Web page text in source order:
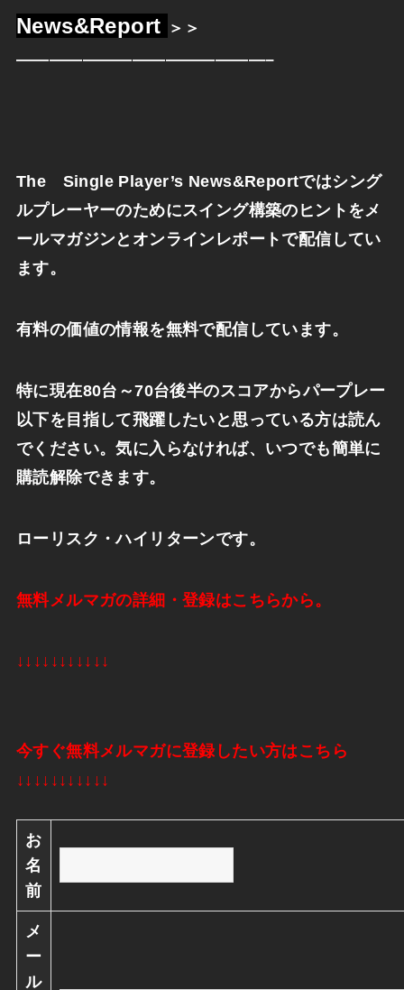
News&Report ＞＞
———————————————–
The Single Player’s News&Reportではシング
ルプレーヤーのためにスイング構築のヒン トをメ
ールマガジンとオンラインレポートで配信してい
ます。
有料の価値の情報を無料で配信しています。
特に現在80台～70台後半のスコアからパープレー
以下を目指して飛躍したいと思っている方は読ん
でください。気に入らなければ、いつでも簡単に
購読解除できます。
ローリスク・ハイリターンです。
無料メルマガの詳細・登録はこちらから。
↓↓↓↓↓↓↓↓↓↓↓
今すぐ無料メルマガに登録したい方はこちら
↓↓↓↓↓↓↓↓↓↓↓
お
名
前
メ
ー
ル